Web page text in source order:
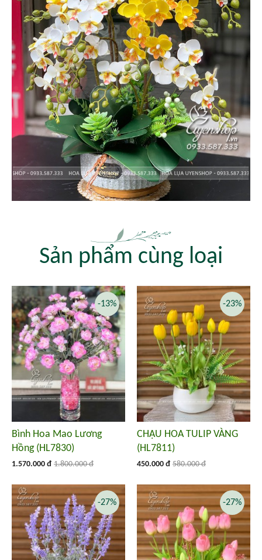
Sản phẩm cùng loại
Bình Hoa Mao Lương
Hồng (HL7830)
1.570.000 đ 1.800.000 đ
-13%
CHẬU HOA TULIP VÀNG
(HL7811)
450.000 đ 580.000 đ
-23%
-27% -27%